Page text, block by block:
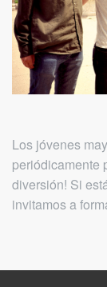
Los jóvenes
periódicamente
diversión! Si
invitamos a